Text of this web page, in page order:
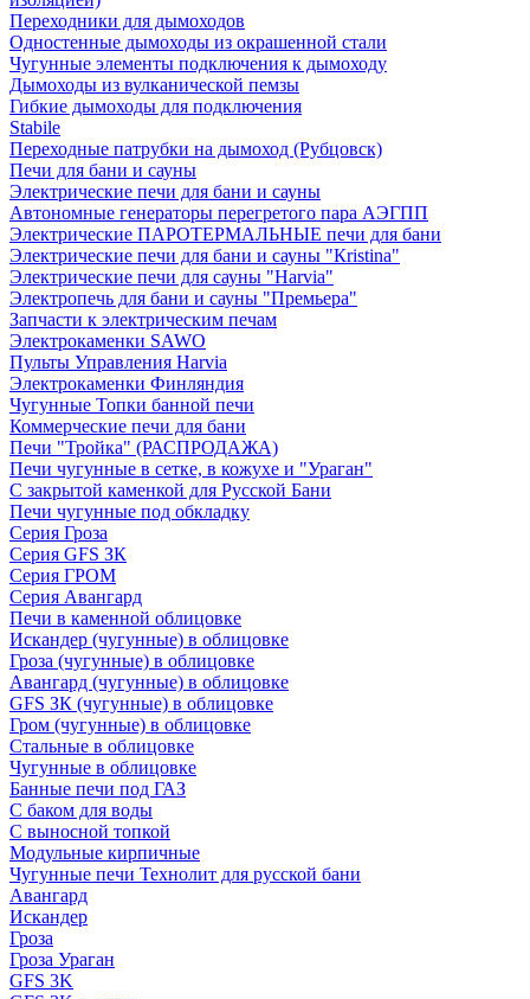
Переходники для дымоходов
Одностенные дымоходы из окрашенной стали
Чугунные элементы подключения к дымоходу
Дымоходы из вулканической пемзы
Гибкие дымоходы для подключения
Stabile
Переходные патрубки на дымоход (Рубцовск)
Печи для бани и сауны
Электрические печи для бани и сауны
Автономные генераторы перегретого пара АЭГПП
Электрические ПАРОТЕРМАЛЬНЫЕ печи для бани
Электрические печи для бани и сауны "Кristina"
Электрические печи для сауны "Harvia"
Электропечь для бани и сауны "Премьера"
Запчасти к электрическим печам
Электрокаменки SAWO
Пульты Управления Harvia
Электрокаменки Финляндия
Чугунные Топки банной печи
Коммерческие печи для бани
Печи "Тройка" (РАСПРОДАЖА)
Печи чугунные в сетке, в кожухе и "Ураган"
С закрытой каменкой для Русской Бани
Печи чугунные под обкладку
Серия Гроза
Серия GFS ЗК
Серия ГРОМ
Серия Авангард
Печи в каменной облицовке
Искандер (чугунные) в облицовке
Гроза (чугунные) в облицовке
Авангард (чугунные) в облицовке
GFS ЗК (чугунные) в облицовке
Гром (чугунные) в облицовке
Стальные в облицовке
Чугунные в облицовке
Банные печи под ГАЗ
С баком для воды
С выносной топкой
Модульные кирпичные
Чугунные печи Технолит для русской бани
Авангард
Искандер
Гроза
Гроза Ураган
GFS 3K